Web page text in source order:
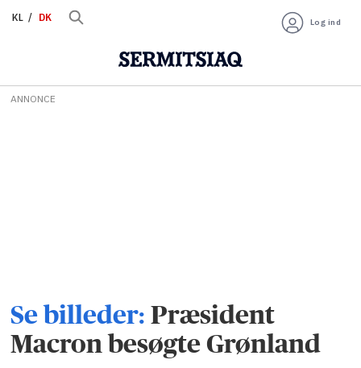
KL DK Log ind
ANNONCE
Se billeder: Præsident
Macron besøgte Grønland